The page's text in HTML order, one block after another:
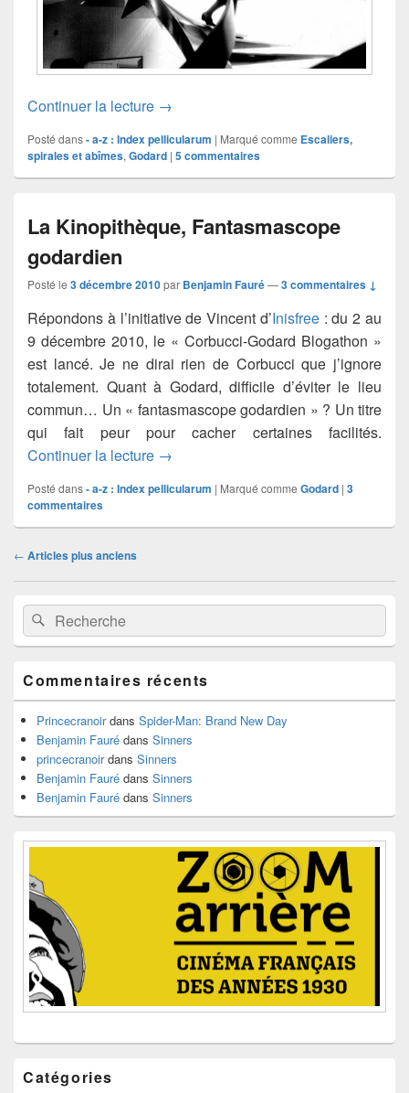
Continuer la lecture Motif # 8
→
Posté dans- a-z : Index pellicularum | Marqué comme Escaliers,
spirales et abîmes, Godard | 5commentaires
La Kinopithèque, Fantasmascope
godardien
Posté le 3 décembre 2010par Benjamin Fauré—3 commentaires ↓
Répondons à l’initiative de Vincent d’Inisfree: du 2 au
9 décembre 2010, le « Corbucci-Godard Blogathon »
est lancé. Je ne dirai rien de Corbucci que j’ignore
totalement. Quant à Godard, difficile d’éviter le lieu
commun… Un « fantasmascope godardien » ? Un titre
qui fait peur pour cacher certaines facilités.
Continuer la lecture La Kinopithèque, Fantasmascope
→
Posté dans- a-z : Index pellicularum | Marqué comme Godard | 3
commentaires
Navigation
articles
← Articles plus anciens
Zone
principale
de
widget
barre
latérale
Recherche :Rechercher
Commentaires récents
Princecranoirdans Spider-Man: Brand New Day
Benjamin Fauré dans Sinners
princecranoirdans Sinners
Benjamin Fauré dans Sinners
Benjamin Fauré dans Sinners
Catégories